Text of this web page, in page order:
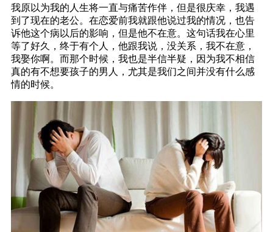
我原以为我的人生将一直与痛苦作伴，但是很庆幸，我遇
到了现在的老公。在恋爱前我就跟他说过我的情况，也告
诉他这个病以后的影响，但是他不在意。这句话我在心里
等了好久，终于有个人，他跟我说，没关系，我不在意，
我娶你啊。而那个时候，我也是半信半疑，因为我不相信
真的有不想要孩子的男人，尤其是我们之间并没有什么感
情的时候。